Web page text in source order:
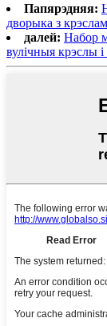
Папярэдняя:
дворыка з
далей: Набор
вулічныя крэслы